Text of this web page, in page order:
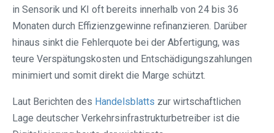
in Sensorik und KI oft bereits innerhalb von 24 bis 36
Monaten durch Effizienzgewinne refinanzieren. Darüber
hinaus sinkt die Fehlerquote bei der Abfertigung, was
teure Verspätungskosten und Entschädigungszahlungen
minimiert und somit direkt die Marge schützt.
Laut Berichten des Handelsblatts zur wirtschaftlichen
Lage deutscher Verkehrsinfrastrukturbetreiber ist die